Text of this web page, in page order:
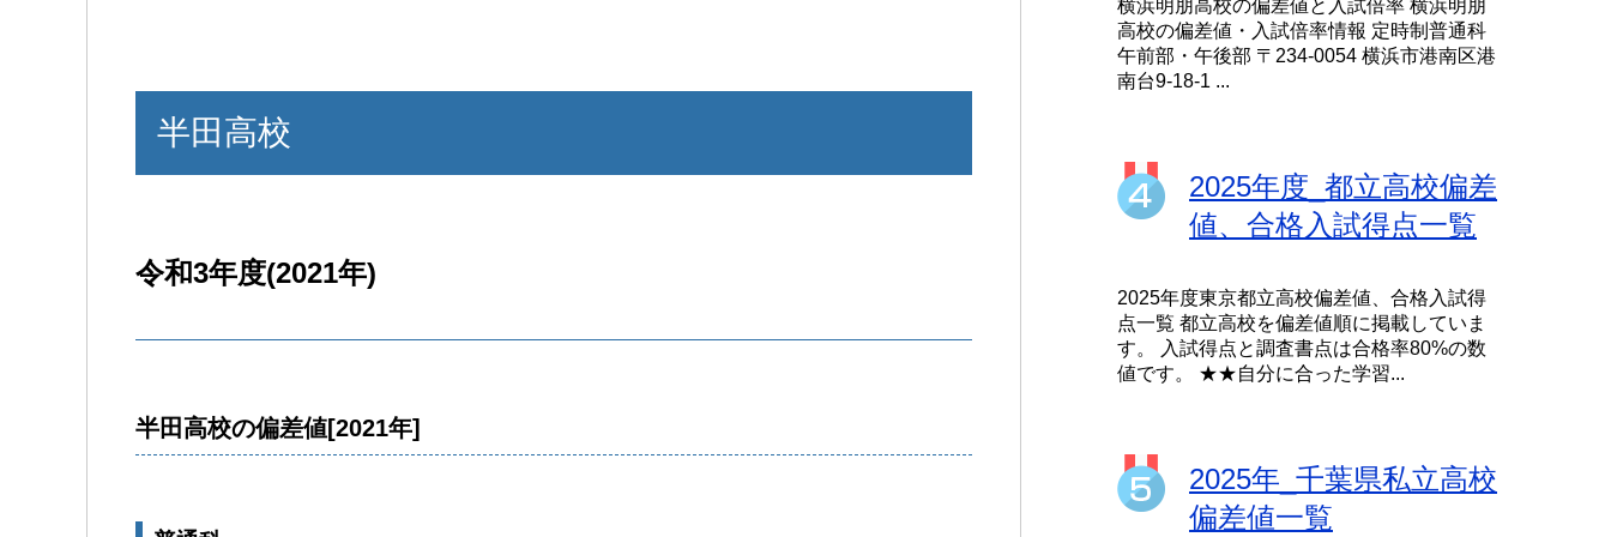
半田高校
令和3年度(2021年)
半田高校の偏差値[2021年]
横浜明朋高校の偏差値と入試倍率 横浜明朋
高校の偏差値・入試倍率情報 定時制普通科
午前部・午後部 〒234-0054 横浜市港南区港
南台9-18-1 ...
2025年度_都立高校偏差
値、合格入試得点一覧
2025年度東京都立高校偏差値、合格入試得
点一覧 都立高校を偏差値順に掲載していま
す。 入試得点と調査書点は合格率80%の数
値です。 ★★自分に合った学習...
2025年_千葉県私立高校
偏差値一覧